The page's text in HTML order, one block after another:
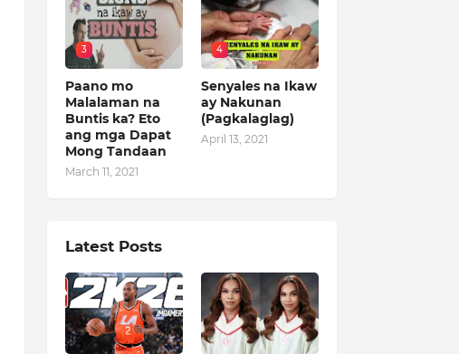
3
Paano mo
Malalaman na
Buntis ka? Eto
ang mga Dapat
Mong Tandaan
March 11, 2021
4
Senyales na Ikaw
ay Nakunan
(Pagkalaglag)
April 13, 2021
Latest Posts